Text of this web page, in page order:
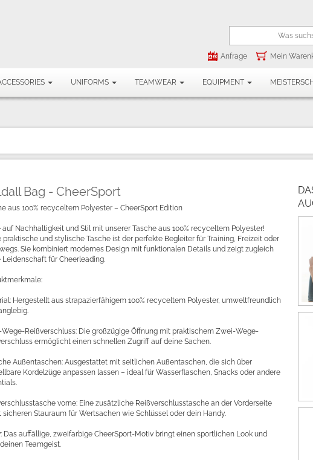
Anfrage Mein
UNIFORMS TEAMWEAR EQUIPMENT
Bag - CheerSport
aus 100% recyceltem Polyester – CheerSport Edition
auf Nachhaltigkeit und Stil mit unserer Tasche aus 100% recyceltem Polyester!
praktische und stylische Tasche ist der perfekte Begleiter für Training, Freizeit oder
Sie kombiniert modernes Design mit funktionalen Details und zeigt zugleich
Leidenschaft für Cheerleading.
Hergestellt aus strapazierfähigem 100% recyceltem Polyester, umweltfreundlich
Reißverschluss: Die großzügige Öffnung mit praktischem Zwei-Wege-
ermöglicht einen schnellen Zugriff auf deine Sachen.
Außentaschen: Ausgestattet mit seitlichen Außentaschen, die sich über
Kordelzüge anpassen lassen – ideal für Wasserflaschen, Snacks oder andere
vorne: Eine zusätzliche Reißverschlusstasche an der Vorderseite
sicheren Stauraum für Wertsachen wie Schlüssel oder dein Handy.
Das auffällige, zweifarbige CheerSport-Motiv bringt einen sportlichen Look und
Teamgeist.